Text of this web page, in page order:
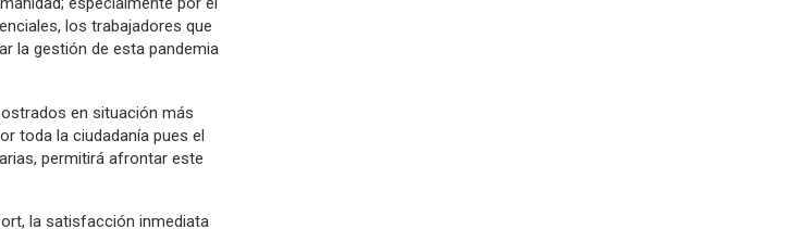
los trabajadores que
la gestión de esta pandemia
en situación más
toda la ciudadanía pues el
permitirá afrontar este
la satisfacción inmediata